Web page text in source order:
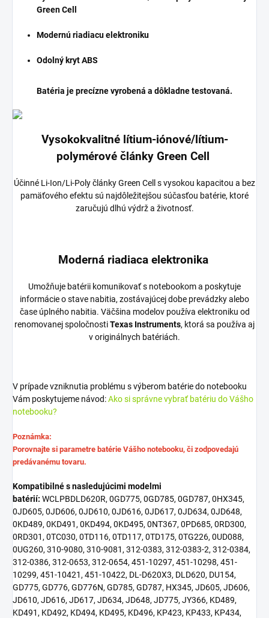
Green Cell
Modernú riadiacu elektroniku
Odolný kryt ABS
Batéria je precízne vyrobená a dôkladne testovaná.
Vysokokvalitné lítium-iónové/lítium-
polymérové články Green Cell
Účinné Li-Ion/Li-Poly články Green Cell s vysokou kapacitou a bez
pamäťového efektu sú najdôležitejšou súčasťou batérie, ktoré
zaručujú dlhú výdrž a životnosť.
Moderná riadiaca elektronika
Umožňuje batérii komunikovať s notebookom a poskytuje
informácie o stave nabitia, zostávajúcej dobe prevádzky alebo
čase úplného nabitia. Väčšina modelov používa elektroniku od
renomovanej spoločnostiTexas Instruments, ktorá sa používa aj
v originálnych batériách.
V prípade vzniknutia problému s výberom batérie do notebooku
Vám poskytujeme návod:Ako si správne vybrať batériu do Vášho
notebooku?
Poznámka:
Porovnajte si parametre batérie Vášho notebooku, či zodpovedajú
predávanému tovaru.
Kompatibilné s nasledujúcimi modelmi
batérií: WCLPBDLD620R, 0GD775, 0GD785, 0GD787, 0HX345,
0JD605, 0JD606, 0JD610, 0JD616, 0JD617, 0JD634, 0JD648,
0KD489, 0KD491, 0KD494, 0KD495, 0NT367, 0PD685, 0RD300,
0RD301, 0TC030, 0TD116, 0TD117, 0TD175, 0TG226, 0UD088,
0UG260, 310-9080, 310-9081, 312-0383, 312-0383-2, 312-0384,
312-0386, 312-0653, 312-0654, 451-10297, 451-10298, 451-
10299, 451-10421, 451-10422, DL-D620X3, DLD620, DU154,
GD775, GD776, GD776N, GD785, GD787, HX345, JD605, JD606,
JD610, JD616, JD617, JD634, JD648, JD775, JY366, KD489,
KD491, KD492, KD494, KD495, KD496, KP423, KP433, KP434,